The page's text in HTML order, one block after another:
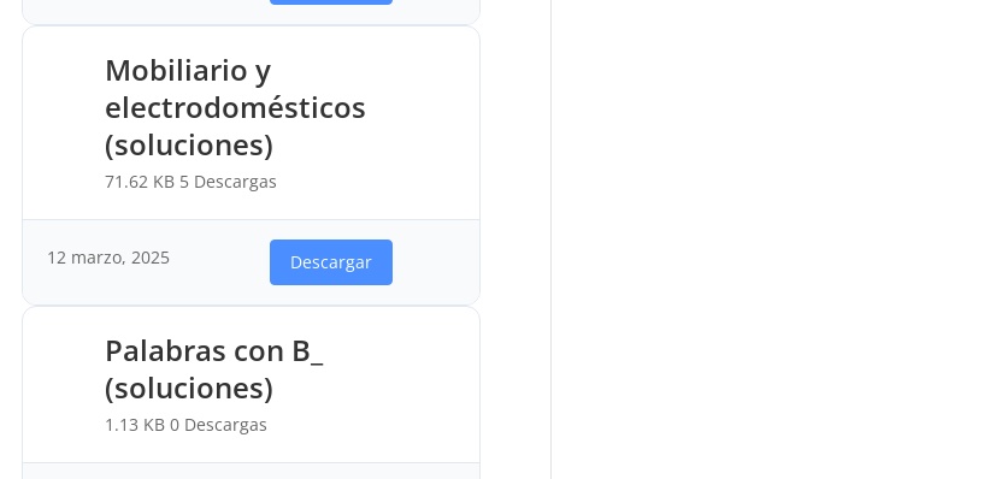
Mobiliario y
electrodomésticos
(soluciones)
71.62 KB 5 Descargas
12 marzo, 2025 Descargar
Palabras con B_
(soluciones)
1.13 KB0 Descargas